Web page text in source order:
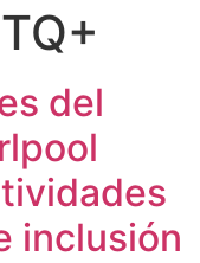
del
inclusión